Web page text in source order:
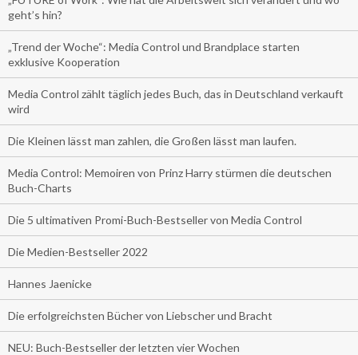
geht’s hin?
„Trend der Woche“: Media Control und Brandplace starten
exklusive Kooperation
Media Control zählt täglich jedes Buch, das in Deutschland verkauft
wird
Die Kleinen lässt man zahlen, die Großen lässt man laufen.
Media Control: Memoiren von Prinz Harry stürmen die deutschen
Buch-Charts
Die 5 ultimativen Promi-Buch-Bestseller von Media Control
Die Medien-Bestseller 2022
Hannes Jaenicke
Die erfolgreichsten Bücher von Liebscher und Bracht
NEU: Buch-Bestseller der letzten vier Wochen